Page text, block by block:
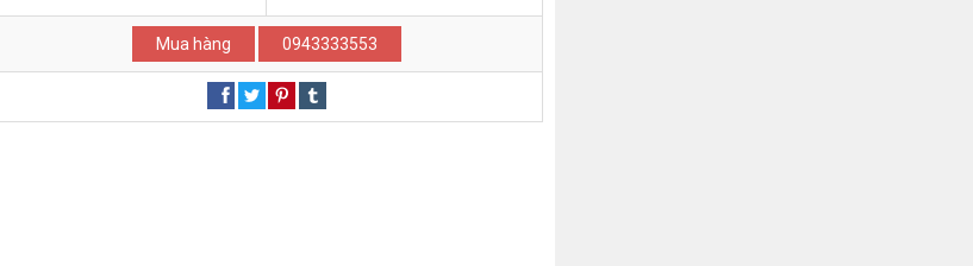
Mua hàng 0943333553